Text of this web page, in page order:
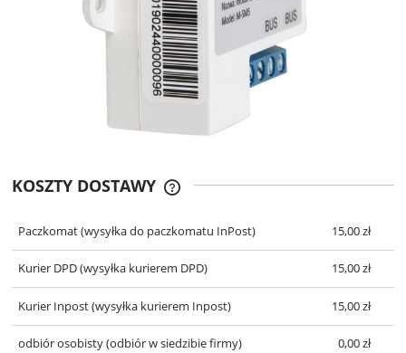
KOSZTY DOSTAWY
Paczkomat(wysyłka do paczkomatu InPost) 15,00 zł
Kurier DPD(wysyłka kurierem DPD) 15,00 zł
Kurier Inpost(wysyłka kurierem Inpost) 15,00 zł
odbiór osobisty(odbiór w siedzibie firmy) 0,00 zł